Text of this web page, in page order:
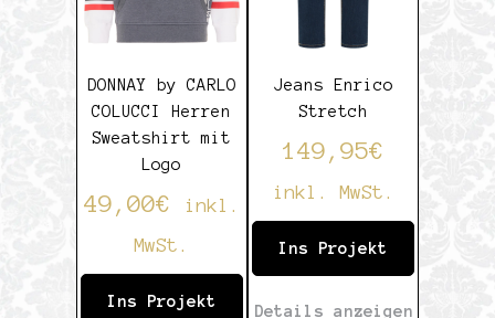
DONNAY by CARLO
COLUCCI Herren
Sweatshirt mit
Logo
49,00€
inkl.
MwSt.
Ins Projekt
Jeans Enrico
Stretch
149,95€
inkl. MwSt.
Ins Projekt
Details anzeigen